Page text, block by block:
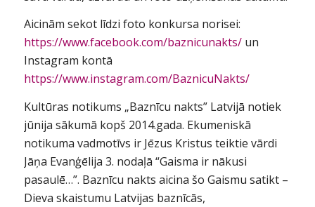
Aicinām sekot līdzi foto konkursa norisei:
https://www.facebook.com/baznicunakts/un
Instagram kontā
https://www.instagram.com/BaznicuNakts/
Kultūras notikums „Baznīcu nakts” Latvijā notiek
jūnija sākumā kopš 2014.gada. Ekumeniskā
notikuma vadmotīvs ir Jēzus Kristus teiktie vārdi
Jāņa Evanģēlija 3. nodaļā “Gaisma ir nākusi
pasaulē…”. Baznīcu nakts aicina šo Gaismu satikt –
Dieva skaistumu Latvijas baznīcās,